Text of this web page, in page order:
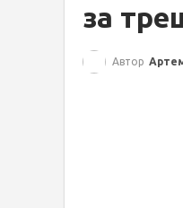
за
Автор